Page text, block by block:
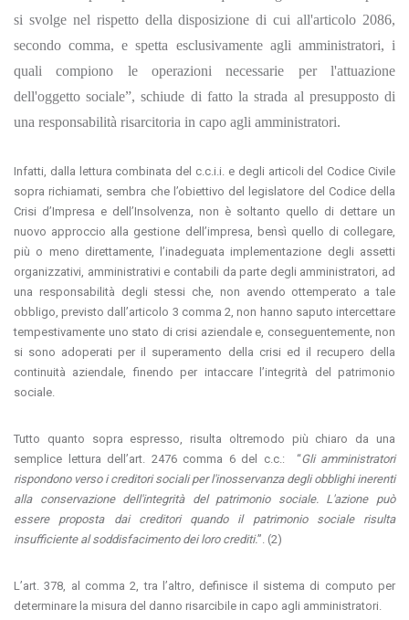
si svolge nel rispetto della disposizione di cui all'articolo 2086,
secondo comma, e spetta esclusivamente agli amministratori, i
quali compiono le operazioni necessarie per l'attuazione
dell'oggetto sociale”, schiude di fatto la strada al presupposto di
una responsabilità risarcitoria in capo agli amministratori.
Infatti, dalla lettura combinata del c.c.i.i. e degli articoli del Codice Civile
sopra richiamati, sembra che l’obiettivo del legislatore del Codice della
Crisi d’Impresa e dell’Insolvenza, non è soltanto quello di dettare un
nuovo approccio alla gestione dell’impresa, bensì quello di collegare,
più o meno direttamente, l’inadeguata implementazione degli assetti
organizzativi, amministrativi e contabili da parte degli amministratori, ad
una responsabilità degli stessi che, non avendo ottemperato a tale
obbligo, previsto dall’articolo 3 comma 2, non hanno saputo intercettare
tempestivamente uno stato di crisi aziendale e, conseguentemente, non
si sono adoperati per il superamento della crisi ed il recupero della
continuità aziendale, finendo per intaccare l’integrità del patrimonio
sociale.
Tutto quanto sopra espresso, risulta oltremodo più chiaro da una
semplice lettura dell’art. 2476 comma 6 del c.c.: “Gli amministratori
rispondono verso i creditori sociali per l'inosservanza degli obblighi inerenti
alla conservazione dell'integrità del patrimonio sociale. L'azione può
essere proposta dai creditori quando il patrimonio sociale risulta
insufficiente al soddisfacimento dei loro crediti.”. (2)
L’art. 378, al comma 2, tra l’altro, definisce il sistema di computo per
determinare la misura del danno risarcibile in capo agli amministratori.